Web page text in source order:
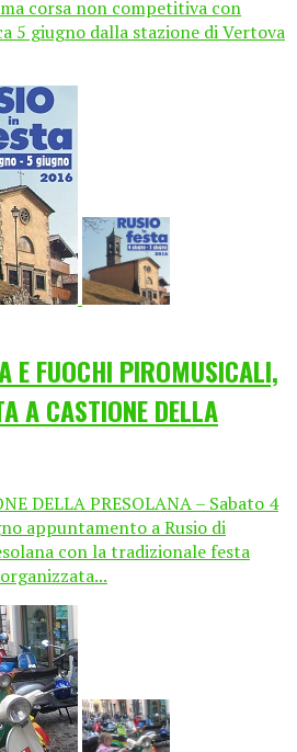
corsa non competitiva con
5 giugno dalla stazione di Vertova
E FUOCHI PIROMUSICALI,
A CASTIONE DELLA
DELLA PRESOLANA – Sabato 4
appuntamento a Rusio di
con la tradizionale festa